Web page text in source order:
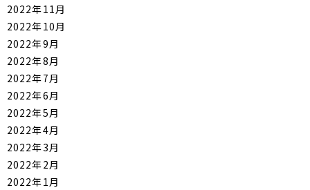
2022年11月
2022年10月
2022年9月
2022年8月
2022年7月
2022年6月
2022年5月
2022年4月
2022年3月
2022年2月
2022年1月